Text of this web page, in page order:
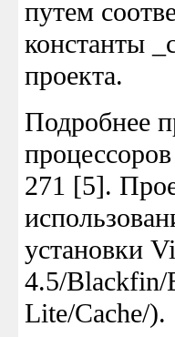
путем
константы
проекта.
Подробнее
271 [5].
установки
4.5/Blackfin/
Lite/Cache/).